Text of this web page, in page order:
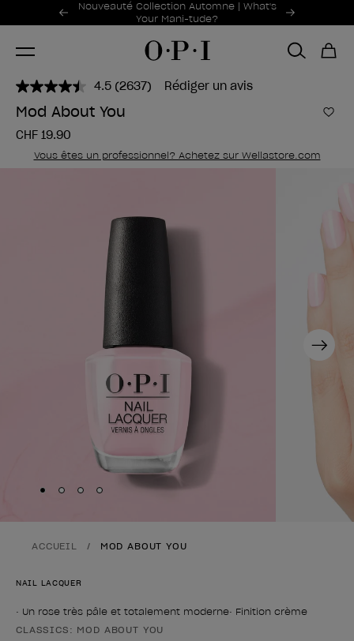
Offres promotionnelles
Nouveauté Collection Automne | What's
Your Mani-tude?
Item 1 of 2
4.5 Lire
2637
avis.
la
même
(2637) Rédiger un avis
Mod About You
CHF 19.90
Vous êtes un professionnel? Achetez sur Wellastore.com
Next
Skip to slide
Skip to slide
Skip to slide
Skip to slide
ACCUEIL MOD ABOUT YOU
NAIL LACQUER
• Un rose très pâle et totalement moderne• Finition crème
Forme du produit
CLASSICS: MOD ABOUT YOU